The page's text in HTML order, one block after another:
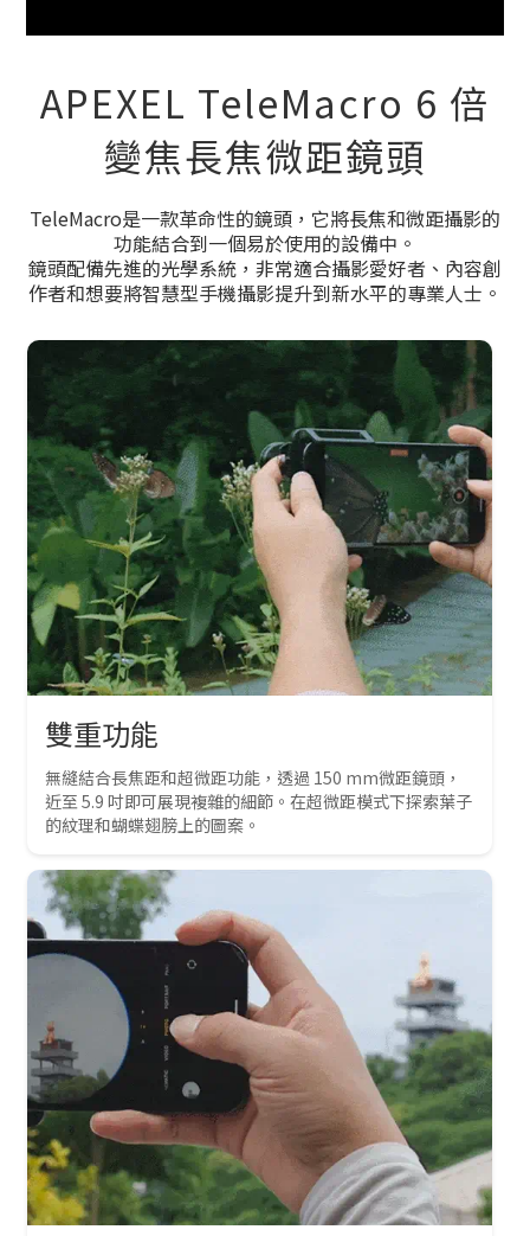
APEXEL TeleMacro 6 倍
變焦長焦微距鏡頭
TeleMacro是一款革命性的鏡頭，它將長焦和微距攝影的
功能結合到一個易於使用的設備中。
鏡頭配備先進的光學系統，非常適合攝影愛好者、內容創
作者和想要將智慧型手機攝影提升到新水平的專業人士。
雙重功能
無縫結合長焦距和超微距功能，透過 150 mm微距鏡頭，
近至 5.9 吋即可展現複雜的細節。在超微距模式下探索葉子
的紋理和蝴蝶翅膀上的圖案。